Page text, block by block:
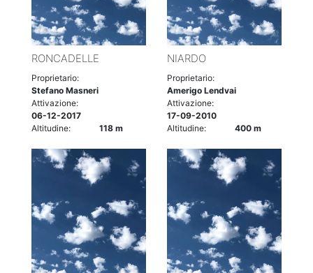
RONCADELLE
Proprietario:
Stefano Masneri
Attivazione:
06-12-2017
Altitudine:
118 m
NIARDO
Proprietario:
Amerigo Lendvai
Attivazione:
17-09-2010
Altitudine:
400 m